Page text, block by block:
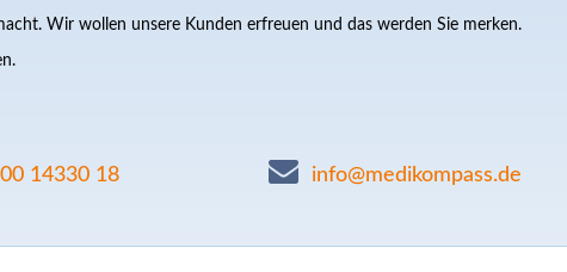
Wir wollen unsere Kunden erfreuen und das werden Sie merken.
14330 18 info@medikompass.de